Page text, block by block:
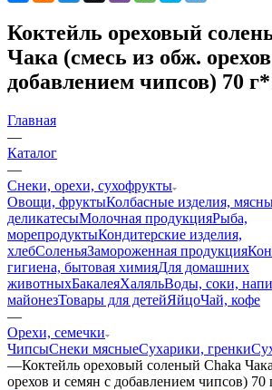
Коктейль ореховый
Чака (смесь из обж.
добавлением чипсов) 70
Главная
—
Каталог
—
Снеки, орехи, сухофрукты
Овощи, фруктыКолбасные изделия,
деликатесыМолочная продукцияРыба,
морепродуктыКондитерские изделия,
хлебСоленьяЗамороженная продукция
гигиена, бытовая химияДля домашних
животныхБакалеяХаляльВоды, соки,
майонезТовары для детейЯйцоЧай, кофе
—
Орехи, семечки
ЧипсыСнеки мясныеСухарики, гренки
—Коктейль ореховый соленый Chaka
орехов и семян с добавлением чипсов) 70